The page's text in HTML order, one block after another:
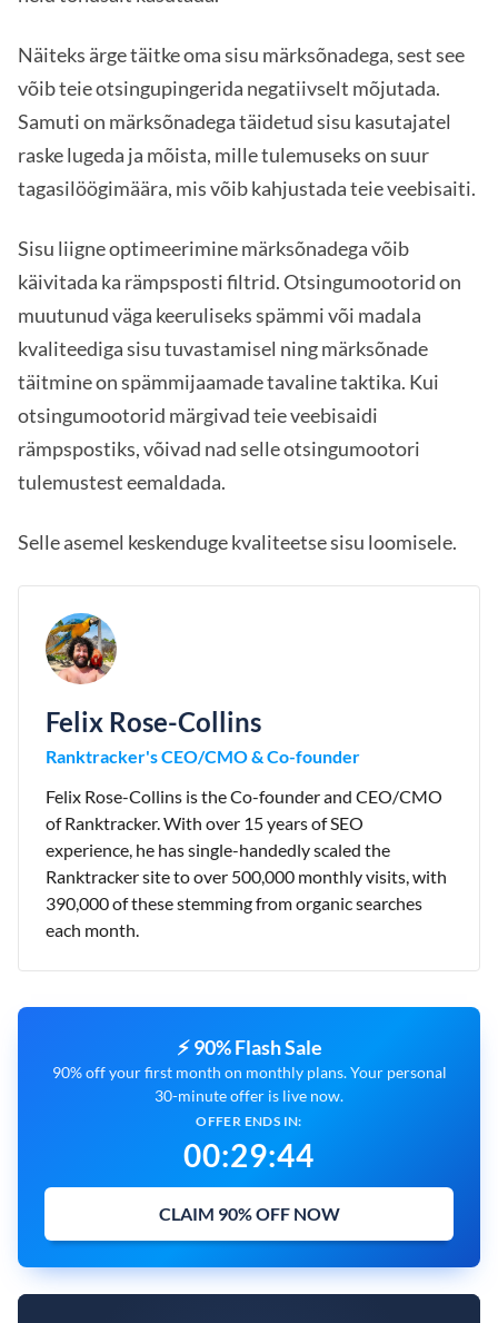
Näiteks ärge täitke oma sisu märksõnadega, sest see
võib teie otsingupingerida negatiivselt mõjutada.
Samuti on märksõnadega täidetud sisu kasutajatel
raske lugeda ja mõista, mille tulemuseks on suur
tagasilöögimäära, mis võib kahjustada teie veebisaiti.
Sisu liigne optimeerimine märksõnadega võib
käivitada ka rämpsposti filtrid. Otsingumootorid on
muutunud väga keeruliseks spämmi või madala
kvaliteediga sisu tuvastamisel ning märksõnade
täitmine on spämmijaamade tavaline taktika. Kui
otsingumootorid märgivad teie veebisaidi
rämpspostiks, võivad nad selle otsingumootori
tulemustest eemaldada.
Selle asemel keskenduge kvaliteetse sisu loomisele.
Felix Rose-Collins
Ranktracker's CEO/CMO & Co-founder
Felix Rose-Collins is the Co-founder and CEO/CMO
of Ranktracker. With over 15 years of SEO
experience, he has single-handedly scaled the
Ranktracker site to over 500,000 monthly visits, with
390,000 of these stemming from organic searches
each month.
⚡ 90% Flash Sale
90% off your first month on monthly plans. Your personal
30-minute offer is live now.
OFFER ENDS IN:
00:29:43
CLAIM 90% OFF NOW